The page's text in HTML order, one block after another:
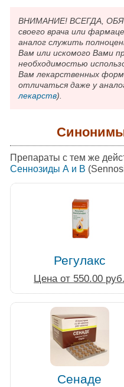
ВНИМАНИЕ! ВСЕГДА,
своего врача или
аналог служить
Вам или искомого Вами
необходимостью
Вам лекарственных
отличаться даже у
лекарств).
Препараты с тем же
Сеннозиды А и В
Регулакс
Цена от 550.00 руб.
Сенаде